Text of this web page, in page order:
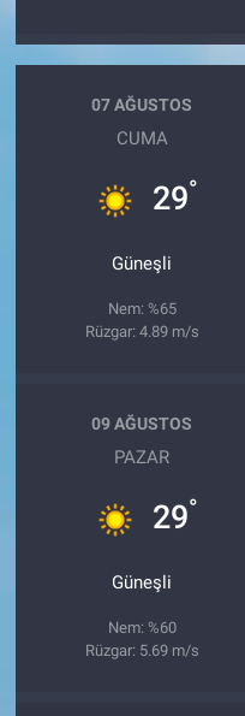
07 AĞUSTOS
CUMA
29°
Güneşli
Nem: %65
Rüzgar: 4.89 m/s
09 AĞUSTOS
PAZAR
29°
Güneşli
Nem: %60
Rüzgar: 5.69 m/s